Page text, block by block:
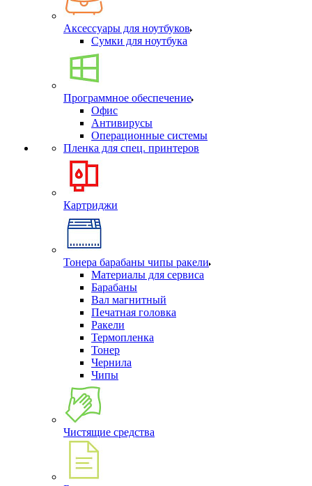
Аксессуары для ноутбуков
Сумки для ноутбука
Программное обеспечение
Офис
Антивирусы
Операционные системы
Пленка для спец. принтеров
Картриджи
Тонера барабаны чипы ракели
Материалы для сервиса
Барабаны
Вал магнитный
Печатная головка
Ракели
Термопленка
Тонер
Чернила
Чипы
Чистящие средства